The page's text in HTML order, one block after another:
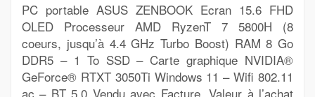
PC portable ASUS ZENBOOK Ecran 15.6 FHD
OLED Processeur AMD RyzenT 7 5800H (8
coeurs, jusqu’à 4.4 GHz Turbo Boost) RAM 8 Go
DDR5 – 1 To SSD – Carte graphique NVIDIA®
GeForce® RTXT 3050Ti Windows 11 – Wifi 802.11
ac – BT 5.0 Vendu avec Facture. Valeur à l’achat